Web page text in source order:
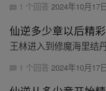
1 个回答2024年10月17
仙逆多少章以后精彩
王林进入到修魔海里结
1 个回答 2024年10月17